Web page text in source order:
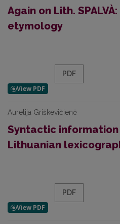
Again on Lith.
etymology
PDF
Aurelija Griškevičienė
Syntactic
Lithuanian
PDF